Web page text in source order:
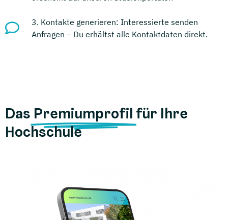
3. Kontakte generieren: Interessierte senden
Anfragen – Du erhältst alle Kontaktdaten direkt.
Das Premiumprofil für Ihre
Hochschule